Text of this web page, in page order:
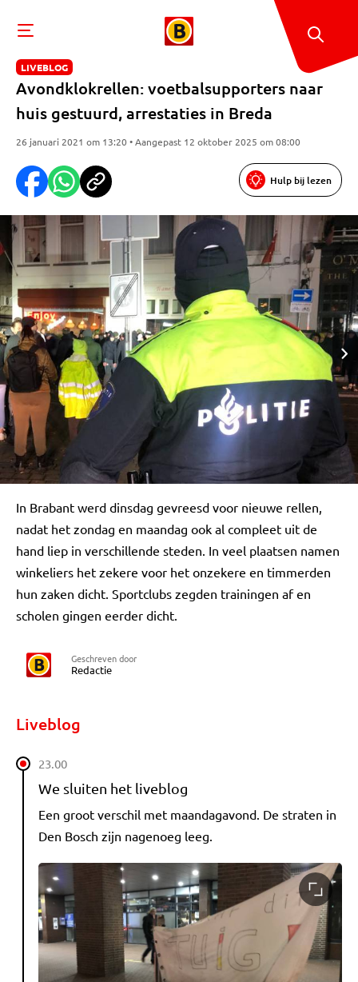
LIVEBLOG
Avondklokrellen: voetbalsupporters naar
huis gestuurd, arrestaties in Breda
26 januari 2021 om 13:20 • Aangepast 12 oktober 2025 om 08:00
Hulp bij lezen
In Brabant werd dinsdag gevreesd voor nieuwe rellen,
nadat het zondag en maandag ook al compleet uit de
hand liep in verschillende steden. In veel plaatsen namen
winkeliers het zekere voor het onzekere en timmerden
hun zaken dicht. Sportclubs zegden trainingen af en
scholen gingen eerder dicht.
Geschreven door
Redactie
Liveblog
23.00
We sluiten het liveblog
Een groot verschil met maandagavond. De straten in
Den Bosch zijn nagenoeg leeg.